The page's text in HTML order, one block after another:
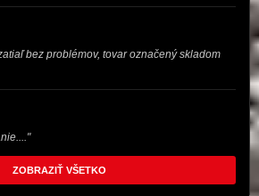
bez problémov, tovar označený skladom
ZOBRAZIŤ VŠETKO